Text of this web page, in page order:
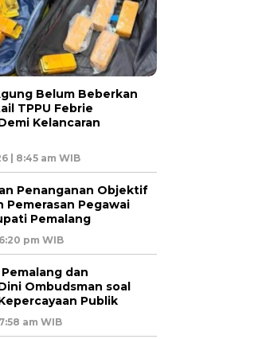
Belum Beberkan
TPPU Febrie
Kelancaran
| 8:45 am WIB
Penanganan Objektif
Pemerasan Pegawai
Pemalang
pm WIB
dan
Ombudsman soal
Publik
am WIB